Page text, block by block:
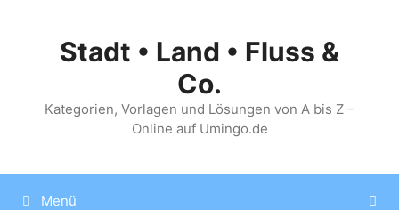
springenStadt • Land • Fluss &
Co.
Kategorien, Vorlagen und Lösungen von A bis Z –
Online auf Umingo.de
Menü